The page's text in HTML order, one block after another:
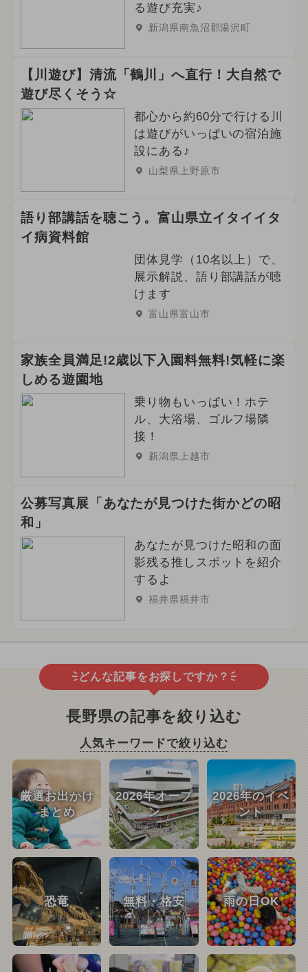
る遊び充実♪
新潟県南魚沼郡湯沢町
【川遊び】清流「鶴川」へ直行！大自然で
遊び尽くそう☆
都心から約60分で行ける川
は遊びがいっぱいの宿泊施
設にある♪
山梨県上野原市
語り部講話を聴こう。富山県立イタイイタ
イ病資料館
団体見学（10名以上）で、
展示解説、語り部講話が聴
けます
富山県富山市
家族全員満足!2歳以下入園料無料!気軽に楽
しめる遊園地
乗り物もいっぱい！ホテ
ル、大浴場、ゴルフ場隣
接！
新潟県上越市
公募写真展「あなたが見つけた街かどの昭
和」
あなたが見つけた昭和の面
影残る推しスポットを紹介
するよ
福井県福井市
どんな記事をお探しですか？
長野県の記事を絞り込む
人気キーワードで絞り込む
厳選お出かけ
まとめ
2026年オープ
ン
2026年のイベ
ント
恐竜 無料・格安 雨の日OK